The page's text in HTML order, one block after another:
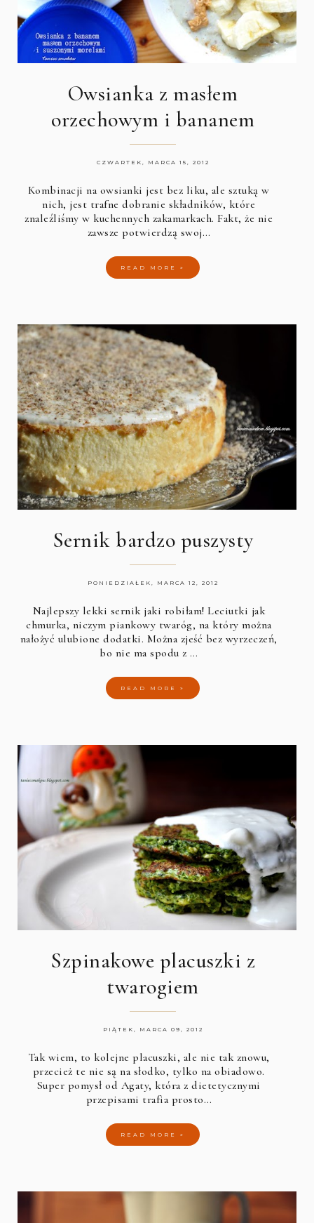
Owsianka z masłem
orzechowym i bananem
CZWARTEK, MARCA 15, 2012
Kombinacji na owsianki jest bez liku, ale sztuką w
nich, jest trafne dobranie składników, które
znaleźliśmy w kuchennych zakamarkach. Fakt, że nie
zawsze potwierdzą swoj…
READ MORE »
Sernik bardzo puszysty
PONIEDZIAŁEK, MARCA 12, 2012
Najlepszy lekki sernik jaki robiłam! Leciutki jak
chmurka, niczym piankowy twaróg, na który można
nałożyć ulubione dodatki. Można zjeść bez wyrzeczeń,
bo nie ma spodu z …
READ MORE »
Szpinakowe placuszki z
twarogiem
PIĄTEK, MARCA 09, 2012
Tak wiem, to kolejne placuszki, ale nie tak znowu,
przecież te nie są na słodko, tylko na obiadowo.
Super pomysł od Agaty, która z dietetycznymi
przepisami trafia prosto…
READ MORE »